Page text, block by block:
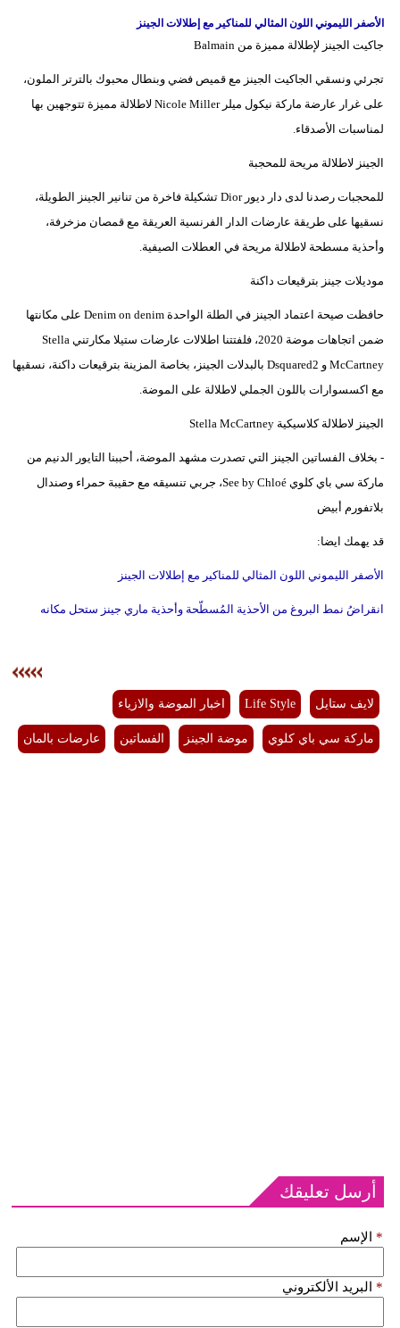
الأصفر الليموني اللون المثالي للمناكير مع إطلالات الجينز
جاكيت الجينز لإطلالة مميزة من Balmain
تجرئي ونسقي الجاكيت الجينز مع قميص فضي وبنطال محبوك بالترتر الملون،
على غرار عارضة ماركة نيكول ميلر Nicole Miller لاطلالة مميزة تتوجهين بها
لمناسبات الأصدقاء.
الجينز لاطلالة مريحة للمحجبة
للمحجبات رصدنا لدى دار ديور Dior تشكيلة فاخرة من تنانير الجينز الطويلة،
نسقيها على طريقة عارضات الدار الفرنسية العريقة مع قمصان مزخرفة،
وأحذية مسطحة لاطلالة مريحة في العطلات الصيفية.
موديلات جينز بترقيعات داكنة
حافظت صيحة اعتماد الجينز في الطلة الواحدة Denim on denim على مكانتها
ضمن اتجاهات موضة 2020، فلفتتنا اطلالات عارضات ستيلا مكارتني Stella
McCartney و Dsquared2 بالبدلات الجينز، بخاصة المزينة بترقيعات داكنة، نسقيها
مع اكسسوارات باللون الجملي لاطلالة على الموضة.
الجينز لاطلالة كلاسيكية Stella McCartney
- بخلاف الفساتين الجينز التي تصدرت مشهد الموضة، أحببنا التايور الدنيم من
ماركة سي باي كلوي See by Chloé، جربي تنسيقه مع حقيبة حمراء وصندال
بلاتفورم أبيض
قد يهمك ايضا:
الأصفر الليموني اللون المثالي للمناكير مع إطلالات الجينز
انقراضُ نمط البروغ من الأحذية المُسطّحة وأحذية ماري جينز ستحل مكانه
لايف ستايل Life Style اخبار الموضة والازياء
ماركة سي باي كلوي موضة الجينز الفساتين عارضات بالمان
أرسل تعليقك
الإسم *
البريد الألكتروني *